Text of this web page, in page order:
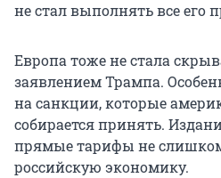
не стал выполнять все его
Европа тоже не стала
заявлением Трампа.
на санкции, которые
собирается принять.
прямые тарифы не
российскую экономику.